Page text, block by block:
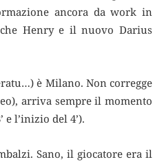
ancora da work in
Henry e il nuovo Darius
è Milano. Non corregge
arriva sempre il momento
l’inizio del 4’).
Sano, il giocatore era il